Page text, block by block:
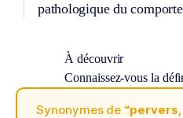
pathologique du
À découvrir
Connaissez-vous la
Synonymes de